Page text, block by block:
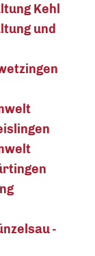
Kehl
und
-